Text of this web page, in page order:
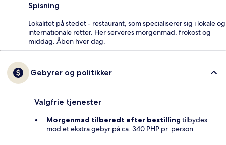
Spisning
Lokalitet på stedet - restaurant, som specialiserer sig i lokale og
internationale retter. Her serveres morgenmad, frokost og
middag. Åben hver dag.
Gebyrer og politikker
Valgfrie tjenester
Morgenmad tilberedt efter bestilling tilbydes
mod et ekstra gebyr på ca. 340 PHP pr. person